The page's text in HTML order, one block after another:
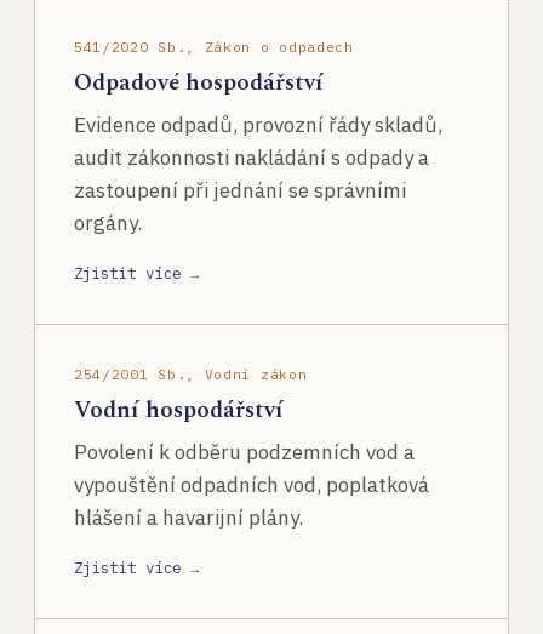
541/2020 Sb., Zákon o odpadech
Odpadové hospodářství
Evidence odpadů, provozní řády skladů,
audit zákonnosti nakládání s odpady a
zastoupení při jednání se správními
orgány.
Zjistit více →
254/2001 Sb., Vodní zákon
Vodní hospodářství
Povolení k odběru podzemních vod a
vypouštění odpadních vod, poplatková
hlášení a havarijní plány.
Zjistit více →